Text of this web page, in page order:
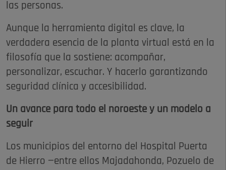
las personas.
Aunque la herramienta digital es clave, la
verdadera esencia de la planta virtual está en la
filosofía que la sostiene: acompañar,
personalizar, escuchar. Y hacerlo garantizando
seguridad clínica y accesibilidad.
Un avance para todo el noroeste y un modelo a
seguir
Los municipios del entorno del Hospital Puerta
de Hierro —entre ellos Majadahonda, Pozuelo de